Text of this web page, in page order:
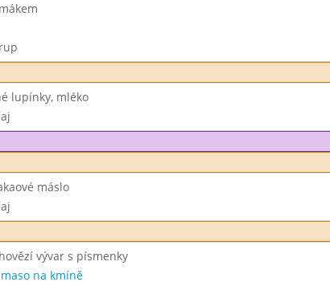
lupínky, mléko
máslo
vývar s písmenky
na kmíně